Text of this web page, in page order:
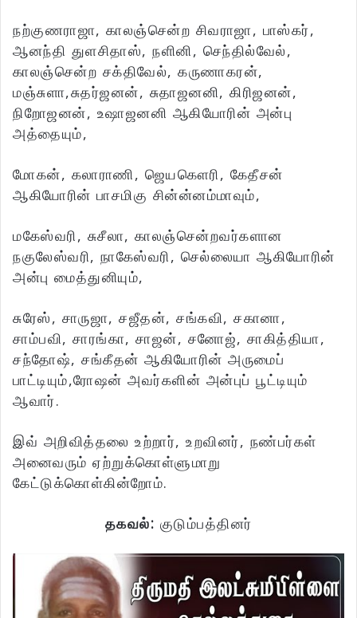
நற்குணராஜா, காலஞ்சென்ற சிவராஜா, பாஸ்கர்,
ஆனந்தி துளசிதாஸ், நளினி, செந்தில்வேல்,
காலஞ்சென்ற சக்திவேல், கருணாகரன்,
மஞ்சுளா,சுதர்ஜனன், சுதாஜனனி, கிரிஜனன்,
நிறோஜனன், உஷாஜனனி ஆகியோரின் அன்பு
அத்தையும்,
மோகன், கலாராணி, ஜெயகௌரி, கேதீசன்
ஆகியோரின் பாசமிகு சின்ன்னம்மாவும்,
மகேஸ்வரி, சுசீலா, காலஞ்சென்றவர்களான
நகுலேஸ்வரி, நாகேஸ்வரி, செல்லையா ஆகியோரின்
அன்பு மைத்துனியும்,
சுரேஸ், சாருஜா, சஜீதன், சங்கவி, சகானா,
சாம்பவி, சாரங்கா, சாஜன், சனோஜ், சாகித்தியா,
சந்தோஷ், சங்கீதன் ஆகியோரின் அருமைப்
பாட்டியும்,ரோஷன் அவர்களின் அன்புப் பூட்டியும்
ஆவார்.
இவ் அறிவித்தலை உற்றார், உறவினர், நண்பர்கள்
அனைவரும் ஏற்றுக்கொள்ளுமாறு
கேட்டுக்கொள்கின்றோம்.
தகவல்: குடும்பத்தினர்